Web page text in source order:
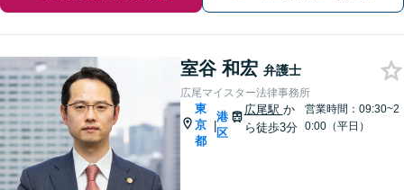
室谷 和宏 弁護士
広尾マイスター法律事務所
東
京
都
|
港
区
広尾駅 か
ら徒歩3分
営業時間：09:30~2
0:00（平日）